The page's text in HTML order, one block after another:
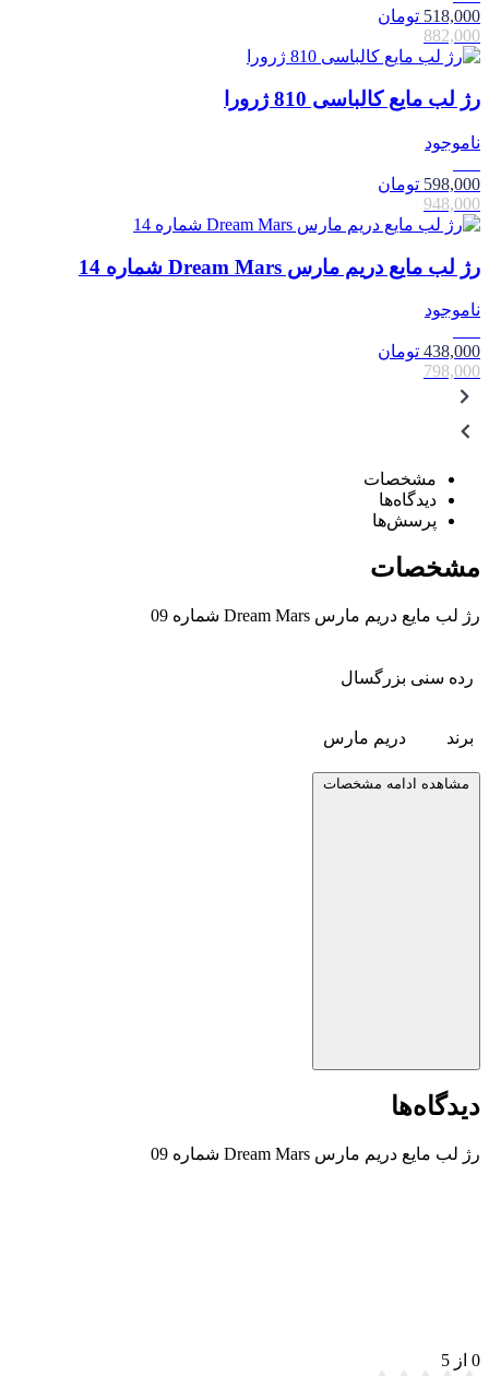
518,000 تومان
882,000
رژ لب مایع کالباسی 810 ژرورا
ناموجود
598,000 تومان
948,000
رژ لب مایع دریم مارس Dream Mars شماره 14
ناموجود
438,000 تومان
798,000
مشخصات
دیدگاه‌ها
پرسش‌ها
مشخصات
رژ لب مایع دریم مارس Dream Mars شماره 09
رده سنی بزرگسال
برند دریم مارس
مشاهده ادامه مشخصات
دیدگاه‌ها
رژ لب مایع دریم مارس Dream Mars شماره 09
0 از 5